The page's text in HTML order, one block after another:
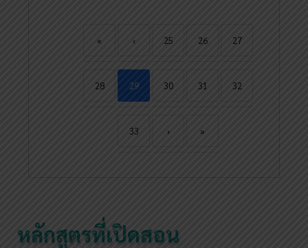
« ‹ 25 26 27
28 29 30 31 32
33 › »
หลักสูตรที่เปิดสอน